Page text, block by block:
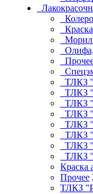
ТЛКЗ
ТЛКЗ
ТЛКЗ
ТЛКЗ
ТЛКЗ
ТЛКЗ
ТЛКЗ
ТЛКЗ
Краска
Прочее
ТЛКЗ